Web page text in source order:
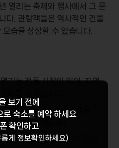
열리는 축제와 행사에서 그 문
다. 관람객들은 역사적인 건물
습을 상상할 수 있습니다.
리는 전통 시장이 있어, 지역
그리고 다양한 수공예품을 만
즐거움을 더합니다.
현지인들과 소통할 수 있는
보기 전에
로 숙소를 예약 하세요
확인하고
게 정보확인하세요)